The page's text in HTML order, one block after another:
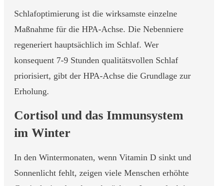
Schlafoptimierung ist die wirksamste einzelne
Maßnahme für die HPA-Achse. Die Nebenniere
regeneriert hauptsächlich im Schlaf. Wer
konsequent 7-9 Stunden qualitätsvollen Schlaf
priorisiert, gibt der HPA-Achse die Grundlage zur
Erholung.
Cortisol und das Immunsystem
im Winter
In den Wintermonaten, wenn Vitamin D sinkt und
Sonnenlicht fehlt, zeigen viele Menschen erhöhte